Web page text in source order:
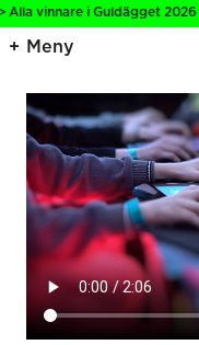
i Guldägget 2026 >
Meny